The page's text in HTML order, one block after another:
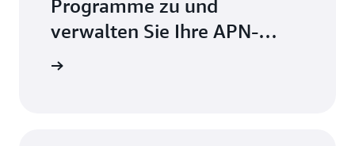
Programme zu und
verwalten Sie Ihre APN-
Mitgliedschaft.